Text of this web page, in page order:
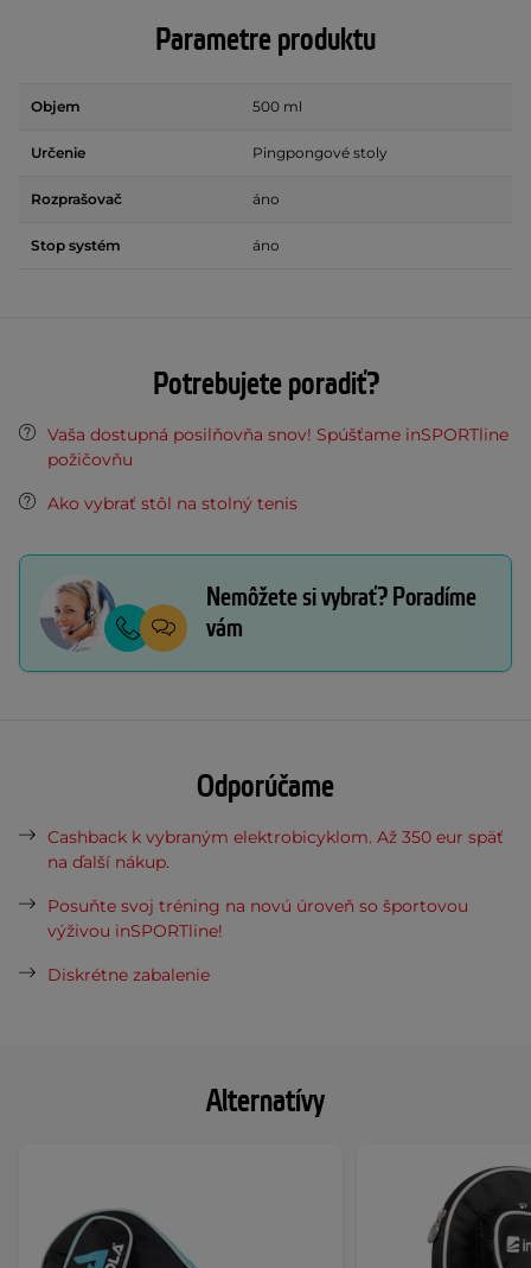
Alternatívy
Parametre produktu
Objem 500 ml
Určenie Pingpongové stoly
Rozprašovač áno
Stop systém áno
Potrebujete poradiť?
Vaša dostupná posilňovňa snov! Spúšťame inSPORTline
požičovňu
Ako vybrať stôl na stolný tenis
Nemôžete si vybrať? Poradíme
vám
Odporúčame
Cashback k vybraným elektrobicyklom. Až 350 eur späť
na ďalší nákup.
Posuňte svoj tréning na novú úroveň so športovou
výživou inSPORTline!
Diskrétne zabalenie